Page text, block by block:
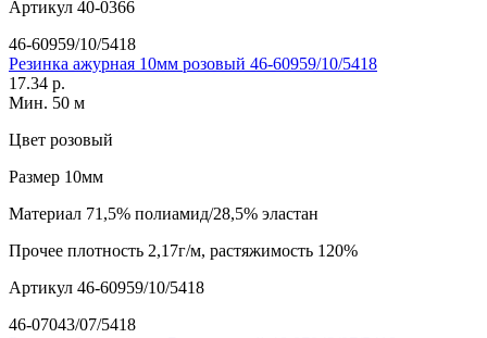
Артикул 40-0366
46-60959/10/5418
Резинка ажурная 10мм розовый 46-60959/10/5418
17.34 р.
Мин. 50 м
Цвет розовый
Размер 10мм
Материал 71,5% полиамид/28,5% эластан
Прочее плотность 2,17г/м, растяжимость 120%
Артикул 46-60959/10/5418
46-07043/07/5418